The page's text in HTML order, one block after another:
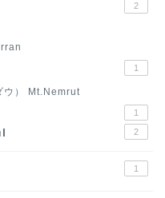
2
1
ウ） Mt.Nemrut
1
2
1